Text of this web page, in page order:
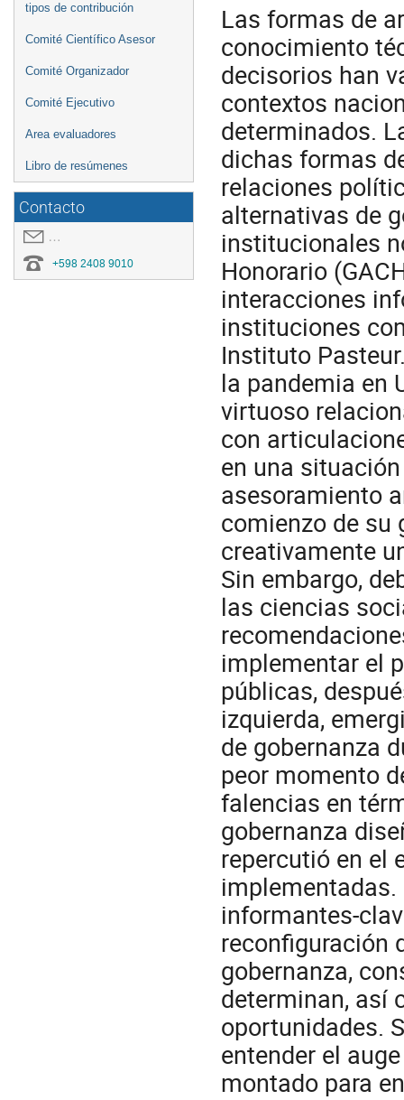
tipos de contribución
Comité Científico Asesor
Comité Organizador
Comité Ejecutivo
Area evaluadores
Libro de resúmenes
Contacto
covid19.congresoei@gmail.com
+598 2408 9010
Las formas de
conocimiento
decisorios han
contextos
determinados.
dichas formas
relaciones
alternativas de
institucionales
Honorario
interacciones
instituciones
Instituto
la pandemia en
virtuoso
con
en una
asesoramiento
comienzo de su
creativamente
Sin embargo,
las ciencias
implementar el
públicas,
izquierda,
de gobernanza
peor momento
falencias en
gobernanza
repercutió en el
informantes-
reconfiguración
gobernanza,
determinan, así
oportunidades.
entender el
montado para